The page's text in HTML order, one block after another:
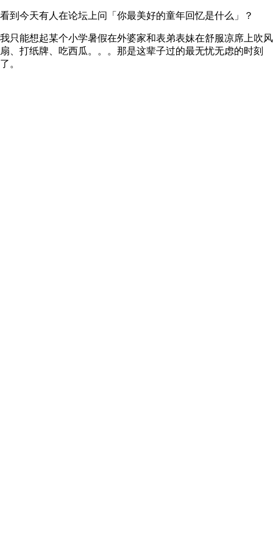
看到今天有人在论坛上问「你最美好的童年回忆是什么」？
我只能想起某个小学暑假在外婆家和表弟表妹在舒服凉席上吹风
扇、打纸牌、吃西瓜。。。那是这辈子过的最无忧无虑的时刻
了。